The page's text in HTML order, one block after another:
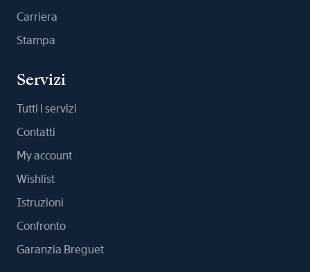
Carriera
Stampa
Servizi
Tutti i servizi
Contatti
My account
Wishlist
Istruzioni
Confronto
Garanzia Breguet